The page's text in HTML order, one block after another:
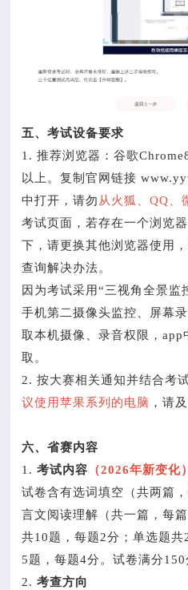
五、考试设备要求
1. 推荐浏览器：谷歌
以上。复制官网链接
中打开，请勿从火狐、QQ、
考试页面，若存在一个浏览
下，请更换其他浏览器使用
查询解决办法。
因为考试采用“三视角全景监
手机第二摄像头监控、屏幕
取本机摄像、录音权限，app
取。
2. 按大赛相关通知并结合考
议使用苹果系列的电脑 ，请
六、省赛内容
1. 考试内容 （2026年新变化）
试卷含有选词填空（共两篇
言文阅读理解（共一篇，每
共10题，每题2分；单选题
5题，每题4分。试卷满分150
2. 考查方向